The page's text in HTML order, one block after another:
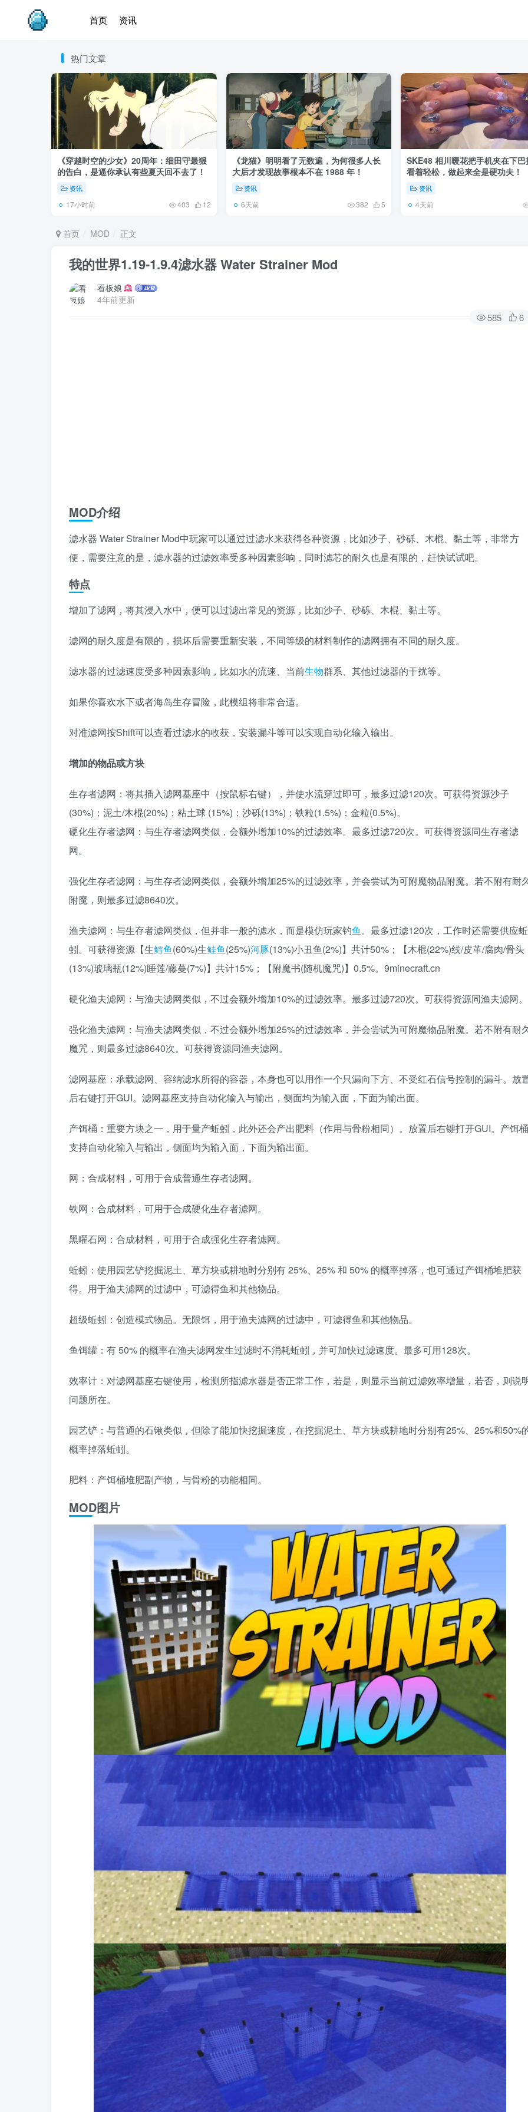
首页 资讯
热门文章
《穿越时空的少女》20周年：细田守最狠
的告白，是逼你承认有些夏天回不去了！
资讯
17小时前 403 12
《龙猫》明明看了无数遍，为何很多人长
大后才发现故事根本不在 1988 年！
资讯
6天前 382 5
SKE48 相川暖花把手机夹在下
看着轻松，做起来全是硬功夫！
资讯
4天前
首页 MOD 正文
我的世界1.19-1.9.4滤水器 Water Strainer Mod
看板娘
4年前更新
585 6
MOD介绍
滤水器 Water Strainer Mod中玩家可以通过过滤水来获得各种资源，比如沙子、砂砾、木棍、黏土等，非常方
便，需要注意的是，滤水器的过滤效率受多种因素影响，同时滤芯的耐久也是有限的，赶快试试吧。
特点
增加了滤网，将其浸入水中，便可以过滤出常见的资源，比如沙子、砂砾、木棍、黏土等。
滤网的耐久度是有限的，损坏后需要重新安装，不同等级的材料制作的滤网拥有不同的耐久度。
滤水器的过滤速度受多种因素影响，比如水的流速、当前生物群系、其他过滤器的干扰等。
如果你喜欢水下或者海岛生存冒险，此模组将非常合适。
对准滤网按Shift可以查看过滤水的收获，安装漏斗等可以实现自动化输入输出。
增加的物品或方块
生存者滤网：将其插入滤网基座中（按鼠标右键），并使水流穿过即可，最多过滤120次。可获得资源沙子
(30%)；泥土/木棍(20%)；粘土球 (15%)；沙砾(13%)；铁粒(1.5%)；金粒(0.5%)。
硬化生存者滤网：与生存者滤网类似，会额外增加10%的过滤效率。最多过滤720次。可获得资源同生存者滤
网。
强化生存者滤网：与生存者滤网类似，会额外增加25%的过滤效率，并会尝试为可附魔物品附魔。若不附有耐
附魔，则最多过滤8640次。
渔夫滤网：与生存者滤网类似，但并非一般的滤水，而是模仿玩家钓鱼。最多过滤120次，工作时还需要供应蚯
蚓。可获得资源【生鳕鱼(60%)生鲑鱼(25%)河豚(13%)小丑鱼(2%)】共计50%；【木棍(22%)线/皮革/腐肉/骨头
(13%)玻璃瓶(12%)睡莲/藤蔓(7%)】共计15%；【附魔书(随机魔咒)】0.5%。9minecraft.cn
硬化渔夫滤网：与渔夫滤网类似，不过会额外增加10%的过滤效率。最多过滤720次。可获得资源同渔夫滤网。
强化渔夫滤网：与渔夫滤网类似，不过会额外增加25%的过滤效率，并会尝试为可附魔物品附魔。若不附有耐
魔咒，则最多过滤8640次。可获得资源同渔夫滤网。
滤网基座：承载滤网、容纳滤水所得的容器，本身也可以用作一个只漏向下方、不受红石信号控制的漏斗。放
后右键打开GUI。滤网基座支持自动化输入与输出，侧面均为输入面，下面为输出面。
产饵桶：重要方块之一，用于量产蚯蚓，此外还会产出肥料（作用与骨粉相同）。放置后右键打开GUI。产饵桶
支持自动化输入与输出，侧面均为输入面，下面为输出面。
网：合成材料，可用于合成普通生存者滤网。
铁网：合成材料，可用于合成硬化生存者滤网。
黑曜石网：合成材料，可用于合成强化生存者滤网。
蚯蚓：使用园艺铲挖掘泥土、草方块或耕地时分别有 25%、25% 和 50% 的概率掉落，也可通过产饵桶堆肥获
得。用于渔夫滤网的过滤中，可滤得鱼和其他物品。
超级蚯蚓：创造模式物品。无限饵，用于渔夫滤网的过滤中，可滤得鱼和其他物品。
鱼饵罐：有 50% 的概率在渔夫滤网发生过滤时不消耗蚯蚓，并可加快过滤速度。最多可用128次。
效率计：对滤网基座右键使用，检测所指滤水器是否正常工作，若是，则显示当前过滤效率增量，若否，则说
问题所在。
园艺铲：与普通的石锹类似，但除了能加快挖掘速度，在挖掘泥土、草方块或耕地时分别有25%、25%和50%
概率掉落蚯蚓。
肥料：产饵桶堆肥副产物，与骨粉的功能相同。
MOD图片